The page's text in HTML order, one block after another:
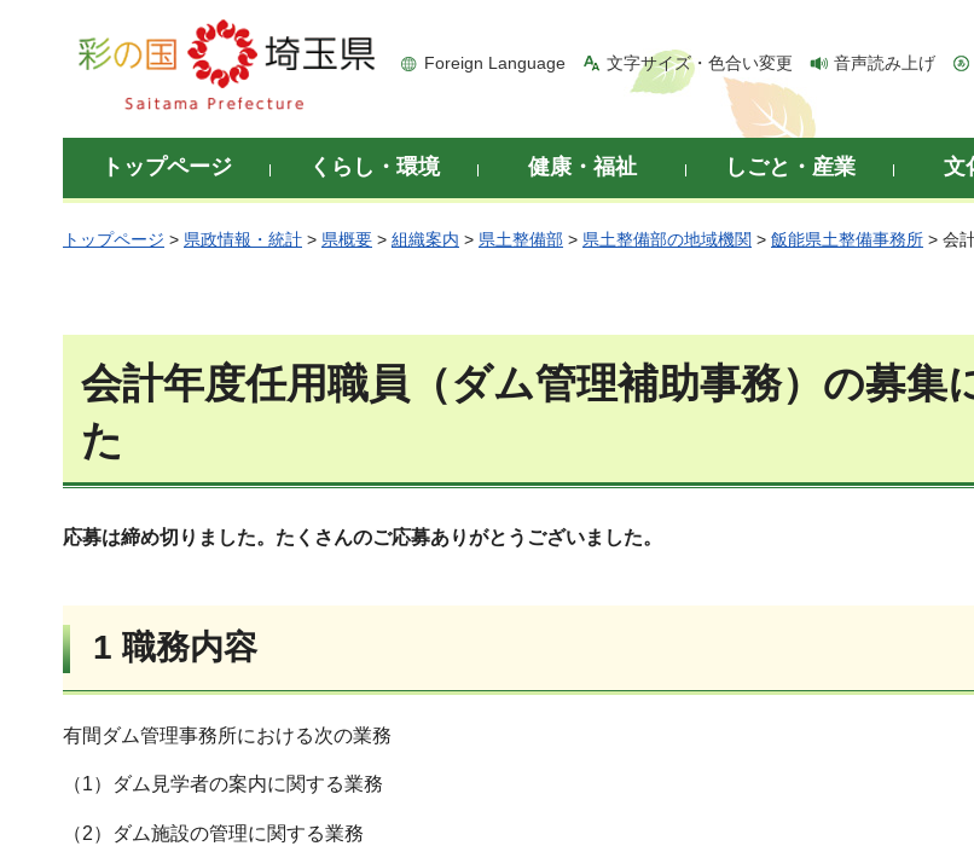
彩の国 埼玉県
Foreign Language 文字サイズ・色合い変更 音声読み上げ
トップページ くらし・環境 健康・福祉 しごと・産業 文
トップページ > 県政情報・統計 > 県概要 > 組織案内 > 県土整備部 > 県土整備部の地域機関 > 飯能県土整備事務所 > 会
会計年度任用職員 （ダム管理補助事務） の募集
た
応募は締め切りました。たくさんのご応募ありがとうございました。
1 職務内容
有間ダム管理事務所における次の業務
（1）ダム見学者の案内に関する業務
（2）ダム施設の管理に関する業務